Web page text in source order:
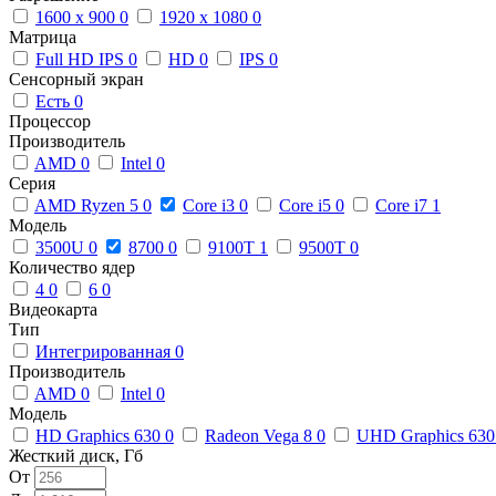
1600 x 900 0 1920 x 1080 0
Матрица
Full HD IPS 0 HD 0 IPS 0
Сенсорный экран
Есть 0
Процессор
Производитель
AMD 0 Intel 0
Серия
AMD Ryzen 5 0 Core i3 0 Core i5 0 Core i7 1
Модель
3500U 0 8700 0 9100T 1 9500T 0
Количество ядер
4 0 6 0
Видеокарта
Тип
Интегрированная 0
Производитель
AMD 0 Intel 0
Модель
HD Graphics 630 0 Radeon Vega 8 0
UHD Graphics
Жесткий диск, Гб
От